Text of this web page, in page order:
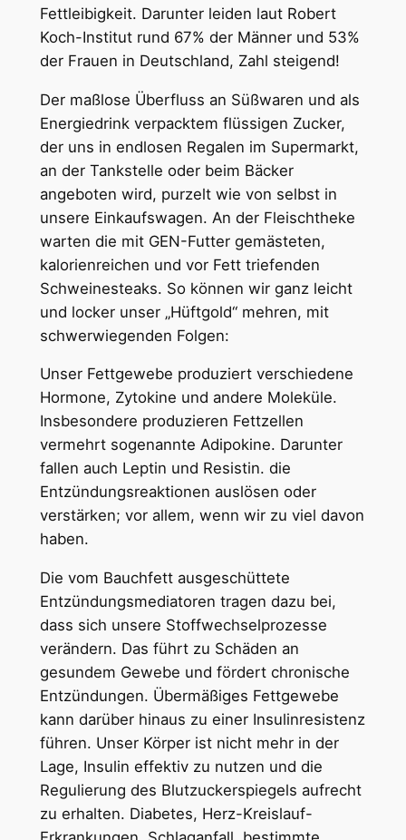
Fettleibigkeit. Darunter leiden laut Robert
Koch-Institut rund 67% der Männer und 53%
der Frauen in Deutschland, Zahl steigend!
Der maßlose Überfluss an Süßwaren und als
Energiedrink verpacktem flüssigen Zucker,
der uns in endlosen Regalen im Supermarkt,
an der Tankstelle oder beim Bäcker
angeboten wird, purzelt wie von selbst in
unsere Einkaufswagen. An der Fleischtheke
warten die mit GEN-Futter gemästeten,
kalorienreichen und vor Fett triefenden
Schweinesteaks. So können wir ganz leicht
und locker unser „Hüftgold“ mehren, mit
schwerwiegenden Folgen:
Unser Fettgewebe produziert verschiedene
Hormone, Zytokine und andere Moleküle.
Insbesondere produzieren Fettzellen
vermehrt sogenannte Adipokine. Darunter
fallen auch Leptin und Resistin. die
Entzündungsreaktionen auslösen oder
verstärken; vor allem, wenn wir zu viel davon
haben.
Die vom Bauchfett ausgeschüttete
Entzündungsmediatoren tragen dazu bei,
dass sich unsere Stoffwechselprozesse
verändern. Das führt zu Schäden an
gesundem Gewebe und fördert chronische
Entzündungen. Übermäßiges Fettgewebe
kann darüber hinaus zu einer Insulinresistenz
führen. Unser Körper ist nicht mehr in der
Lage, Insulin effektiv zu nutzen und die
Regulierung des Blutzuckerspiegels aufrecht
zu erhalten. Diabetes, Herz-Kreislauf-